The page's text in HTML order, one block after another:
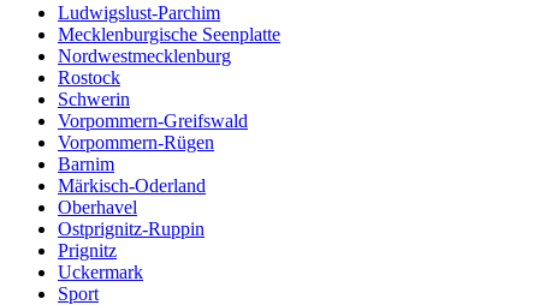
Ludwigslust-Parchim
Mecklenburgische Seenplatte
Nordwestmecklenburg
Rostock
Schwerin
Vorpommern-Greifswald
Vorpommern-Rügen
Barnim
Märkisch-Oderland
Oberhavel
Ostprignitz-Ruppin
Prignitz
Uckermark
Sport